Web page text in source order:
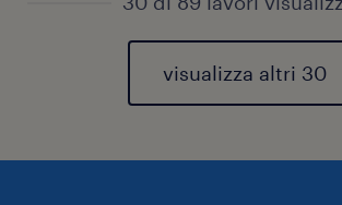
visualizza altri 30